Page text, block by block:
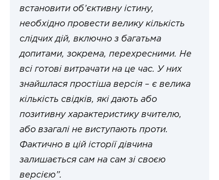
встановити об’єктивну істину,
необхідно провести велику кількість
слідчих дій, включно з багатьма
допитами, зокрема, перехресними. Не
всі готові витрачати на це час. У них
знайшлася простіша версія – є велика
кількість свідків, які дають або
позитивну характеристику вчителю,
або взагалі не виступають проти.
Фактично в цій історії дівчина
залишається сам на сам зі своєю
версією”.